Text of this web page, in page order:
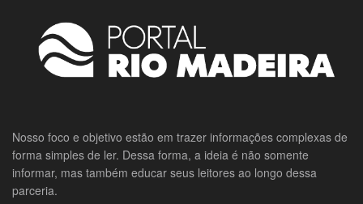
Nosso foco e objetivo estão em trazer informações complexas de
forma simples de ler. Dessa forma, a ideia é não somente
informar, mas também educar seus leitores ao longo dessa
parceria.